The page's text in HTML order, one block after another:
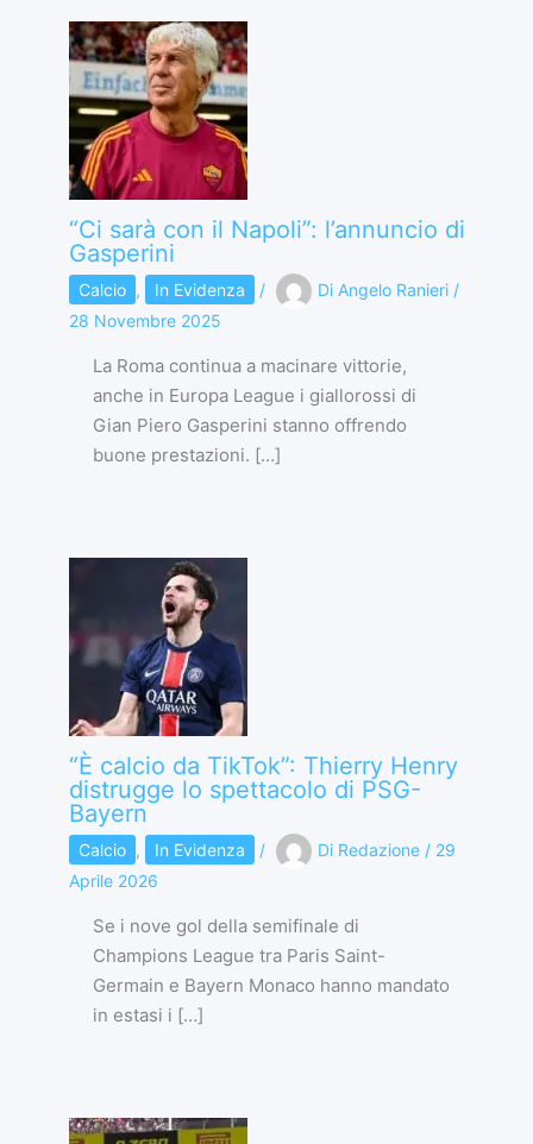
“Ci sarà con il Napoli”: l’annuncio di
Gasperini
Calcio , In Evidenza / Di Angelo Ranieri /
28 Novembre 2025
La Roma continua a macinare vittorie,
anche in Europa League i giallorossi di
Gian Piero Gasperini stanno offrendo
buone prestazioni. […]
“È calcio da TikTok”: Thierry Henry
distrugge lo spettacolo di PSG-
Bayern
Calcio , In Evidenza / Di Redazione / 29
Aprile 2026
Se i nove gol della semifinale di
Champions League tra Paris Saint-
Germain e Bayern Monaco hanno mandato
in estasi i […]